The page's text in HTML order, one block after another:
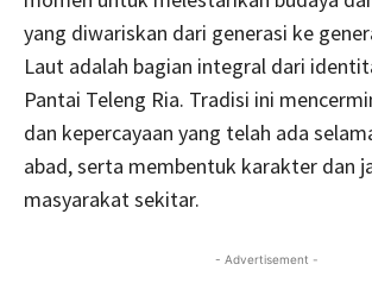
yang diwariskan dari generasi ke
Laut adalah bagian integral dari
Pantai Teleng Ria. Tradisi ini
dan kepercayaan yang telah ada
abad, serta membentuk karakter dan
masyarakat sekitar.
- Advertisement -